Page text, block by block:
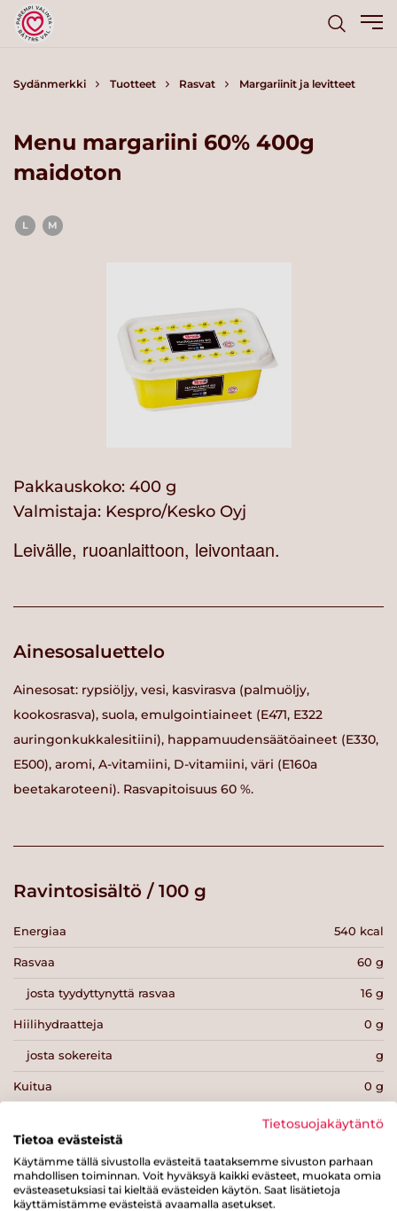
Sydänmerkki Tuotteet Rasvat Margariinit ja levitteet
Menu margariini 60% 400g
maidoton
L M
Pakkauskoko: 400 g
Valmistaja: Kespro/Kesko Oyj
Leivälle, ruoanlaittoon, leivontaan.
Ainesosaluettelo
Ainesosat: rypsiöljy, vesi, kasvirasva (palmuöljy,
kookosrasva), suola, emulgointiaineet (E471, E322
auringonkukkalesitiini), happamuudensäätöaineet (E330,
E500), aromi, A-vitamiini, D-vitamiini, väri (E160a
beetakaroteeni). Rasvapitoisuus 60 %.
Ravintosisältö / 100 g
Energiaa 540 kcal
Rasvaa 60 g
josta tyydyttynyttä rasvaa 16 g
Hiilihydraatteja 0 g
josta sokereita g
Kuitua 0 g
0 g
Suolaa
Tietosuojakäytäntö
Tietoa evästeistä
Käytämme tällä sivustolla evästeitä taataksemme sivuston parhaan
mahdollisen toiminnan. Voit hyväksyä kaikki evästeet, muokata omia
evästeasetuksiasi tai kieltää evästeiden käytön. Saat lisätietoja
käyttämistämme evästeistä avaamalla asetukset.